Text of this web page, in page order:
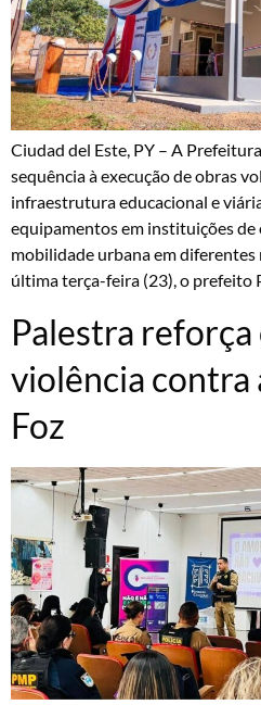
Ciudad del Este, PY – A
sequência à execução de obras
infraestrutura educacional e
equipamentos em instituições de
mobilidade urbana em
última terça-feira (23), o prefeito
Palestra reforça
violência contra
Foz